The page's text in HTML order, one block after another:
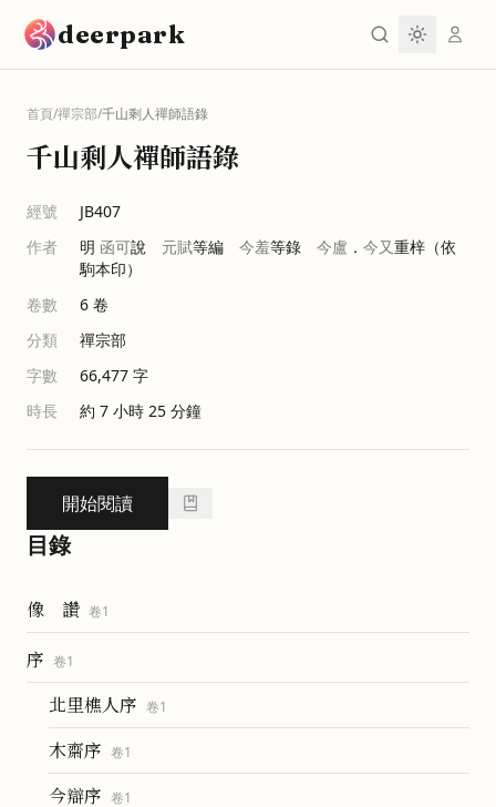
deerpark
首頁/禪宗部/千山剩人禪師語錄
千山剩人禪師語錄
經號
JB407
作者
明 函可說 元賦等編 今羞等錄 今盧 ． 今又重梓（依
駒本印）
卷數
6 卷
分類
禪宗部
字數
66,477 字
時長
約 7 小時 25 分鐘
開始閱讀
目錄
像 讚 卷1
序 卷1
北里樵人序 卷1
木齋序 卷1
今辯序 卷1